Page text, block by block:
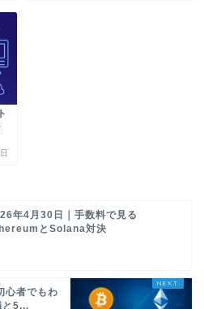
年4月30日｜手数料で見る
とSolana対決
心者でもわ
と5...